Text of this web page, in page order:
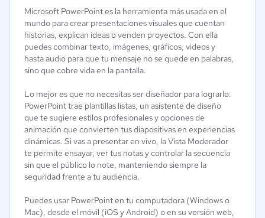
Microsoft PowerPoint es la herramienta más usada en el
mundo para crear presentaciones visuales que cuentan
historias, explican ideas o venden proyectos. Con ella
puedes combinar texto, imágenes, gráficos, videos y
hasta audio para que tu mensaje no se quede en palabras,
sino que cobre vida en la pantalla.
Lo mejor es que no necesitas ser diseñador para lograrlo:
PowerPoint trae plantillas listas, un asistente de diseño
que te sugiere estilos profesionales y opciones de
animación que convierten tus diapositivas en experiencias
dinámicas. Si vas a presentar en vivo, la Vista Moderador
te permite ensayar, ver tus notas y controlar la secuencia
sin que el público lo note, manteniendo siempre la
seguridad frente a tu audiencia.
Puedes usar PowerPoint en tu computadora (Windows o
Mac), desde el móvil (iOS y Android) o en su versión web,